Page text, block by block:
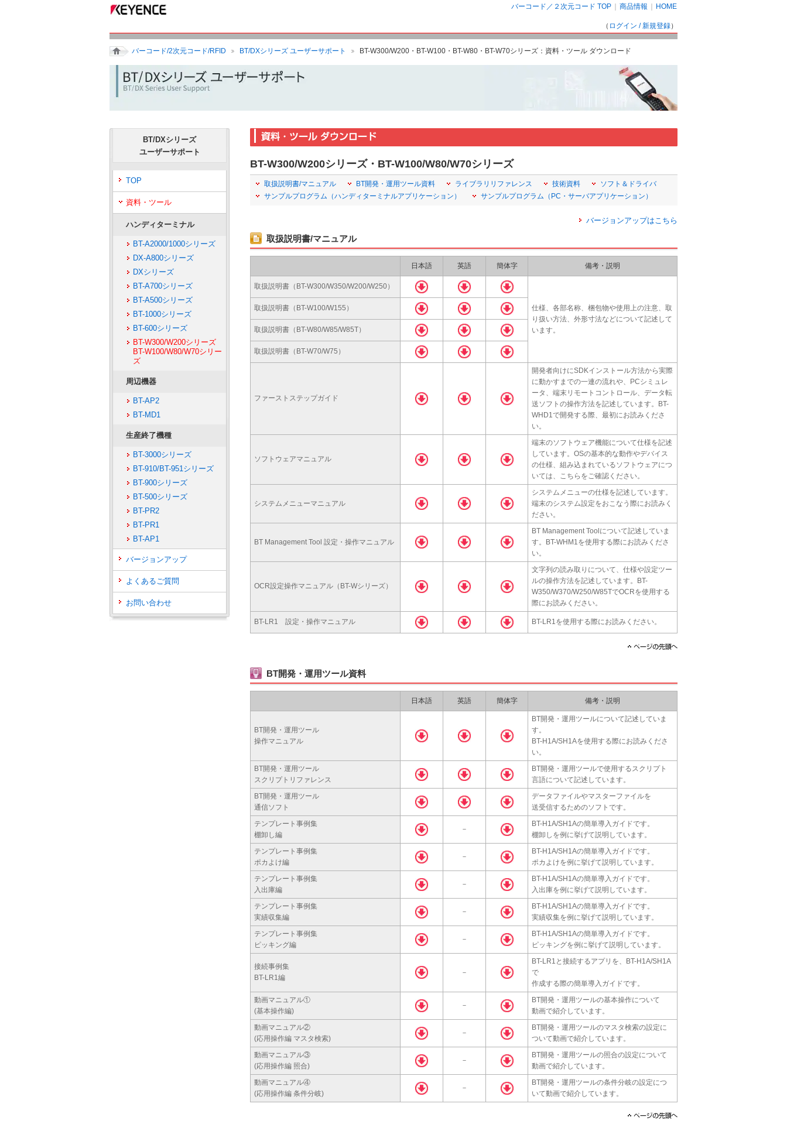
バーコード／２次元コード TOP 商品情報 HOME
（ ログイン / 新規登録）
バーコード/2次元コード/RFID BT/DXシリーズ ユーザーサポート BT-W300/W200・BT-W100・BT-W80・BT-W70シリーズ：資料・ツール ダウンロード
BT/DXシリーズ
ユーザーサポート
TOP
資料・ツール
ハンディターミナル
BT-A2000/1000シリーズ
DX-A800シリーズ
DXシリーズ
BT-A700シリーズ
BT-A500シリーズ
BT-1000シリーズ
BT-600シリーズ
BT-W300/W200シリーズ
BT-W100/W80/W70シリー
ズ
周辺機器
BT-AP2
BT-MD1
生産終了機種
BT-3000シリーズ
BT-910/BT-951シリーズ
BT-900シリーズ
BT-500シリーズ
BT-PR2
BT-PR1
BT-AP1
バージョンアップ
よくあるご質問
お問い合わせ
BT-W300/W200シリーズ・BT-W100/W80/W70シリーズ
取扱説明書/マニュアル BT開発・運用ツール資料 ライブラリリファレンス 技術資料
ソフト＆ドライバ
サンプルプログラム（ハンディターミナルアプリケーション）
サンプルプログラム（PC・サーバアプリケーション）
バージョンアップはこちら
取扱説明書/マニュアル
日本語 英語 簡体字 備考・説明
取扱説明書（BT-W300/W350/W200/W250）
仕様、各部名称、梱包物や使用上の注意、取
り扱い方法、外形寸法などについて記述して
います。
取扱説明書（BT-W100/W155）
取扱説明書（BT-W80/W85/W85T）
取扱説明書（BT-W70/W75）
ファーストステップガイド
開発者向けにSDKインストール方法から実際
に動かすまでの一連の流れや、PCシミュレ
ータ、端末リモートコントロール、データ転
送ソフトの操作方法を記述しています。BT-
WHD1で開発する際、最初にお読みくださ
い。
ソフトウェアマニュアル
端末のソフトウェア機能について仕様を記述
しています。OSの基本的な動作やデバイス
の仕様、組み込まれているソフトウェアにつ
いては、こちらをご確認ください。
システムメニューマニュアル
システムメニューの仕様を記述しています。
端末のシステム設定をおこなう際にお読みく
ださい。
BT Management Tool 設定・操作マニュアル
BT Management Toolについて記述していま
す。BT-WHM1を使用する際にお読みくださ
い。
OCR設定操作マニュアル（BT-Wシリーズ）
文字列の読み取りについて、仕様や設定ツー
ルの操作方法を記述しています。BT-
W350/W370/W250/W85TでOCRを使用する
際にお読みください。
BT-LR1 設定・操作マニュアル BT-LR1を使用する際にお読みください。
BT開発・運用ツール資料
日本語 英語 簡体字 備考・説明
BT開発・運用ツール
操作マニュアル
BT開発・運用ツールについて記述していま
す。
BT-H1A/SH1Aを使用する際にお読みくださ
い。
BT開発・運用ツール
スクリプトリファレンス
BT開発・運用ツールで使用するスクリプト
言語について記述しています。
BT開発・運用ツール
通信ソフト
データファイルやマスターファイルを
送受信するためのソフトです。
テンプレート事例集
棚卸し編
－
BT-H1A/SH1Aの簡単導入ガイドです。
棚卸しを例に挙げて説明しています。
テンプレート事例集
ポカよけ編
－
BT-H1A/SH1Aの簡単導入ガイドです。
ポカよけを例に挙げて説明しています。
テンプレート事例集
入出庫編
－
BT-H1A/SH1Aの簡単導入ガイドです。
入出庫を例に挙げて説明しています。
テンプレート事例集
実績収集編
－
BT-H1A/SH1Aの簡単導入ガイドです。
実績収集を例に挙げて説明しています。
テンプレート事例集
ピッキング編
－
BT-H1A/SH1Aの簡単導入ガイドです。
ピッキングを例に挙げて説明しています。
接続事例集
BT-LR1編
－
BT-LR1と接続するアプリを、BT-H1A/SH1A
で
作成する際の簡単導入ガイドです。
動画マニュアル①
(基本操作編)
－
BT開発・運用ツールの基本操作について
動画で紹介しています。
動画マニュアル②
(応用操作編 マスタ検索)
－
BT開発・運用ツールのマスタ検索の設定に
ついて動画で紹介しています。
動画マニュアル③
(応用操作編 照合)
－
BT開発・運用ツールの照合の設定について
動画で紹介しています。
動画マニュアル④
(応用操作編 条件分岐)
－
BT開発・運用ツールの条件分岐の設定につ
いて動画で紹介しています。